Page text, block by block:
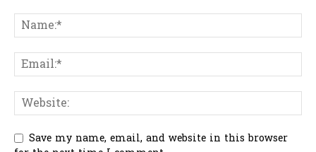
Save my name, email, and website in this browser